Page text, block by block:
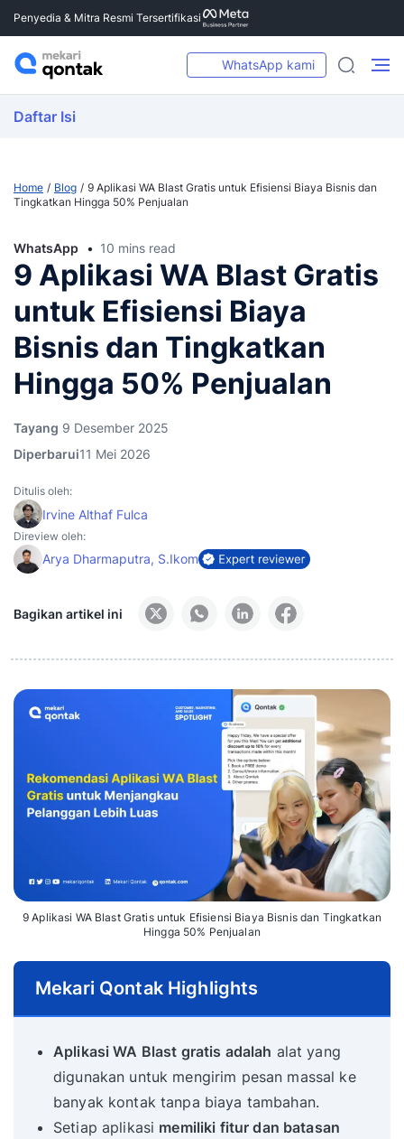
Penyedia & Mitra Resmi Tersertifikasi
WhatsApp kami
Daftar Isi
Home Blog
9 Aplikasi WA Blast Gratis untuk Efisiensi Biaya Bisnis dan
Tingkatkan Hingga 50% Penjualan
WhatsApp 10 mins read
9 Aplikasi WA Blast Gratis
untuk Efisiensi Biaya
Bisnis dan Tingkatkan
Hingga 50% Penjualan
Tayang 9 Desember 2025
Diperbarui11 Mei 2026
Ditulis oleh:
Irvine Althaf Fulca
Direview oleh:
Arya Dharmaputra, S.Ikom
Bagikan artikel ini
9 Aplikasi WA Blast Gratis untuk Efisiensi Biaya Bisnis dan Tingkatkan
Hingga 50% Penjualan
Mekari Qontak Highlights
Aplikasi WA Blast gratis adalah alat yang
digunakan untuk mengirim pesan massal ke
banyak kontak tanpa biaya tambahan.
Setiap aplikasi memiliki fitur dan batasan